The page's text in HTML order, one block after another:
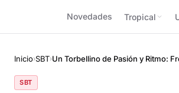
Novedades Tropical
Inicio›SBT›Un Torbellino de Pasión y Ritmo:
SBT